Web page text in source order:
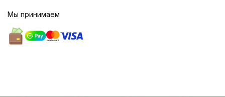
Мы принимаем